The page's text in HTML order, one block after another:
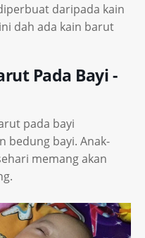
daripada kain
dah ada kain barut
Pada Bayi -
pada bayi
bedung bayi. Anak-
memang akan